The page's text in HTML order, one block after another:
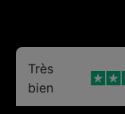
Très
bien